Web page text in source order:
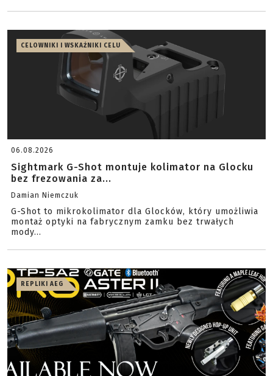
CELOWNIKI I WSKAŹNIKI CELU
06.08.2026
Sightmark G-Shot montuje kolimator na Glocku
bez frezowania za...
Damian Niemczuk
G-Shot to mikrokolimator dla Glocków, który umożliwia
montaż optyki na fabrycznym zamku bez trwałych
mody...
REPLIKI AEG